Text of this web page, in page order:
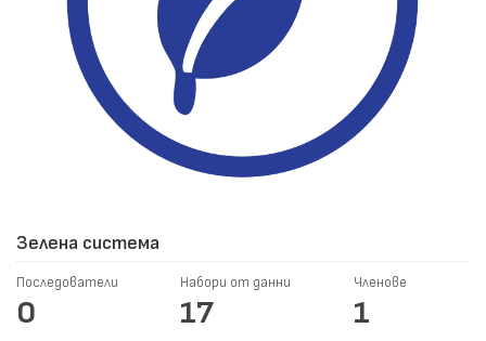
Зелена система
Последователи
0
Набори от данни
17
Членове
1